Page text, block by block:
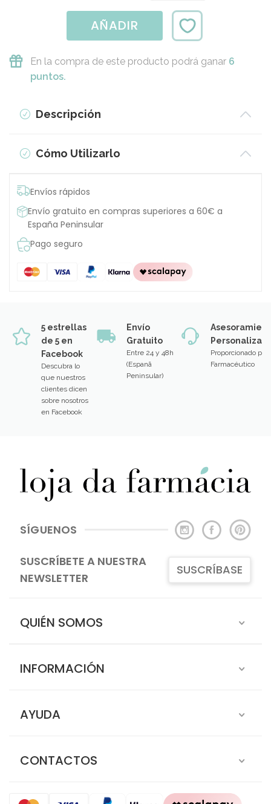
AÑADIR
En la compra de este producto podrá ganar 6
puntos.
Descripción
Cómo Utilizarlo
Envíos rápidos
Envío gratuito en compras superiores a 60€ a
España Peninsular
Pago seguro
5 estrellas
de 5 en
Facebook
Descubra lo
que nuestros
clientes dicen
sobre nosotros
en Facebook
Envío
Gratuito
Entre 24 y 48h
(Espanã
Peninsular)
Proporcionado por
Farmacéutico
SÍGUENOS
SUSCRÍBETE A NUESTRA
NEWSLETTER
SUSCRÍBASE
QUIÉN SOMOS
INFORMACIÓN
AYUDA
CONTACTOS